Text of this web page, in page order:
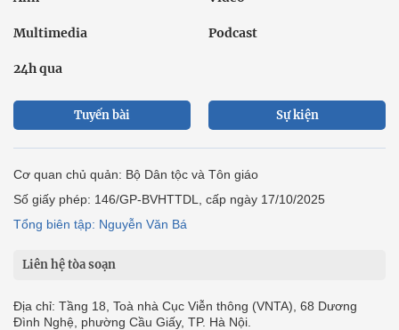
Multimedia Podcast
24h qua
Tuyến bài Sự kiện
Cơ quan chủ quản: Bộ Dân tộc và Tôn giáo
Số giấy phép: 146/GP-BVHTTDL, cấp ngày 17/10/2025
Tổng biên tập: Nguyễn Văn Bá
Liên hệ tòa soạn
Địa chỉ: Tầng 18, Toà nhà Cục Viễn thông (VNTA), 68 Dương
Đình Nghệ, phường Cầu Giấy, TP. Hà Nội.